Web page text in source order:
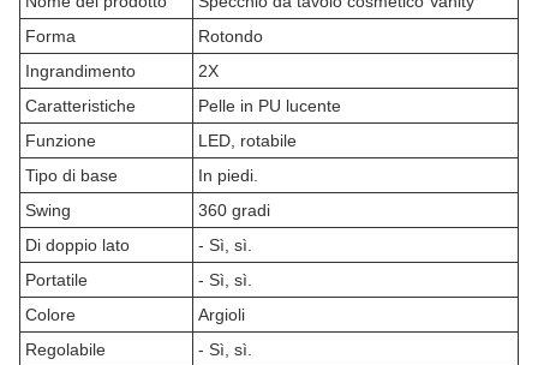
Forma
Rotondo
Ingrandimento
2X
Caratteristiche
Pelle in PU lucente
Funzione
LED, rotabile
Tipo di base
In piedi.
Swing
360 gradi
Di doppio lato
- Sì, sì.
Portatile
- Sì, sì.
Colore
Argioli
Regolabile
- Sì, sì.